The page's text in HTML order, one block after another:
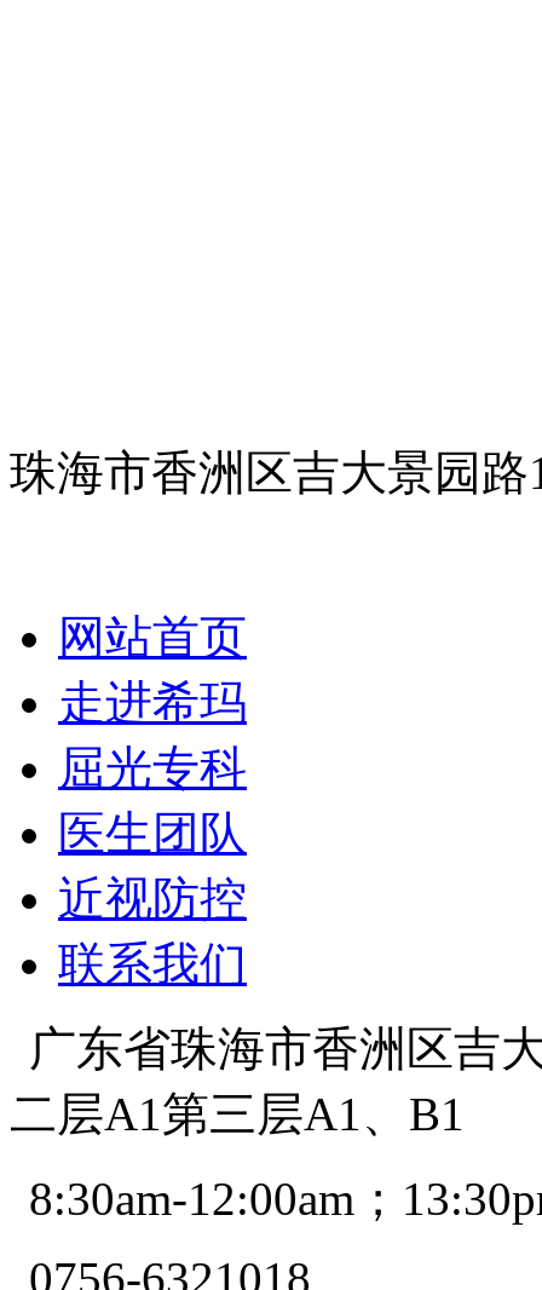
珠海市香洲区吉大景园
网站首页
走进希玛
屈光专科
医生团队
近视防控
联系我们
广东省珠海市香洲区吉
二层A1第三层A1、B1
8:30am-12:00am；
0756-6321018